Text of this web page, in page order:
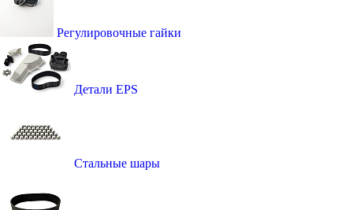
Регулировочные гайки
Детали EPS
Стальные шары